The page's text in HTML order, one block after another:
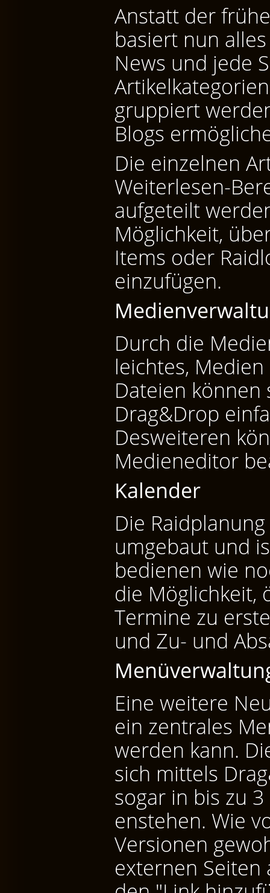
Anstatt der
basiert nun
News und jede
gruppiert
Blogs
Die einzelnen
Weiterlesen-
aufgeteilt
Möglichkeit,
Items oder
einzufügen.
Durch die
leichtes,
Dateien
Drag&Drop
Desweiteren
Medieneditor
Kalender
Die
umgebaut und
bedienen wie
die Möglichkeit,
Termine zu
und Zu- und
Eine weitere
ein zentrales
werden kann.
sich mittels
sogar in bis zu
enstehen. Wie
Versionen
externen Seiten